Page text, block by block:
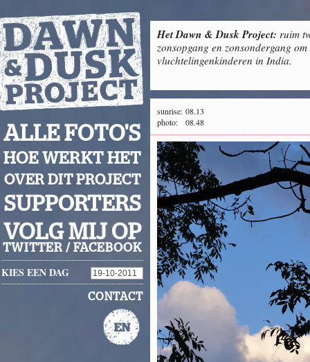
Het Dawn & Dusk Project: ruim
zonsopgang en zonsondergang
vluchtelingenkinderen in India.
ALLE FOTO'S
HOE WERKT HET
OVER DIT PROJECT
SUPPORTERS
VOLG MIJ OP
TWITTER / FACEBOOK
KIES EEN DAG
CONTACT
sunrise: 08.13
photo:
08.48